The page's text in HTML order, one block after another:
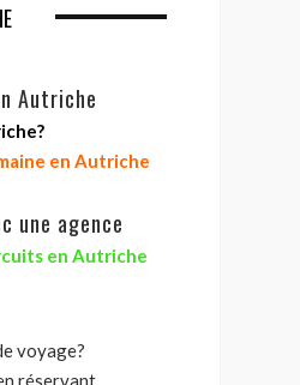
Autriche
en Autriche
une agence
en Autriche
voyage?
réservant